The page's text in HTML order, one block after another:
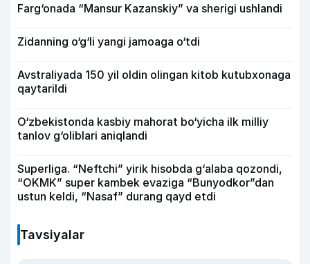
Farg‘onada “Mansur Kazanskiy” va sherigi ushlandi
Zidanning o‘g‘li yangi jamoaga o‘tdi
Avstraliyada 150 yil oldin olingan kitob kutubxonaga
qaytarildi
O‘zbekistonda kasbiy mahorat bo‘yicha ilk milliy
tanlov g‘oliblari aniqlandi
Superliga. “Neftchi” yirik hisobda g‘alaba qozondi,
“OKMK” super kambek evaziga “Bunyodkor”dan
ustun keldi, “Nasaf” durang qayd etdi
Tavsiyalar